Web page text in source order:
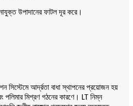
উপাদানের ফাটল দূর করে।
সিস্টেমে আর্দ্রতা বাধা স্থাপনের প্রয়োজন হয়
মিশ্রণ গঠনের কারণে। LT নিম্ন